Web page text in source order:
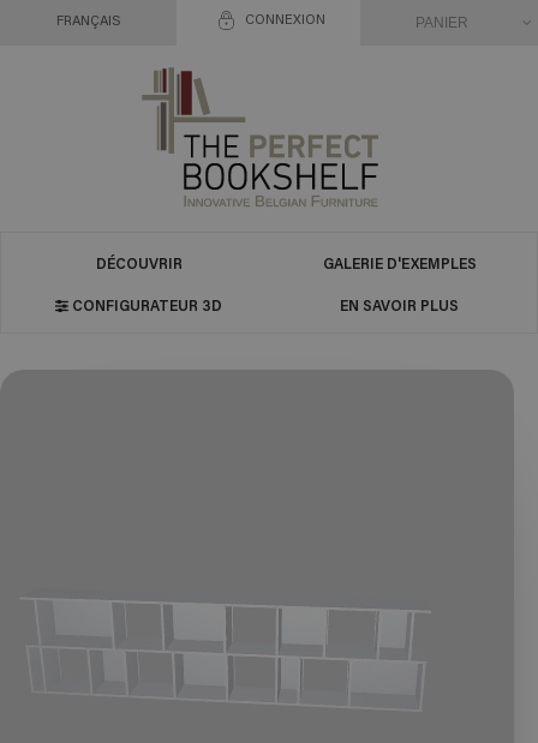
CONNEXION
FRANÇAIS PANIER
DÉCOUVRIR GALERIE D'EXEMPLES
CONFIGURATEUR 3D EN SAVOIR PLUS